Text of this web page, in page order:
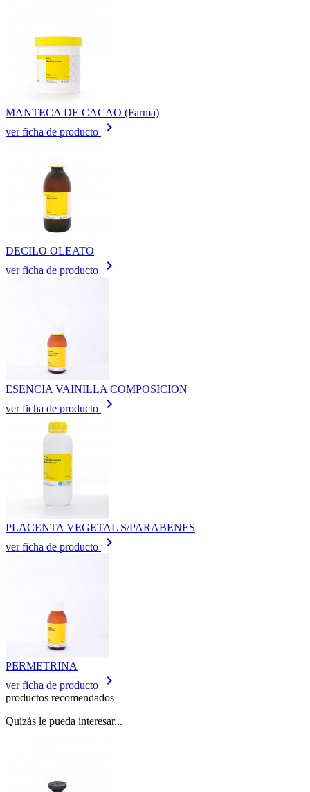
MANTECA DE CACAO (Farma)
ver ficha de producto
keyboard_arrow_right
DECILO OLEATO
ver ficha de producto
keyboard_arrow_right
ESENCIA VAINILLA COMPOSICION
ver ficha de producto
keyboard_arrow_right
PLACENTA VEGETAL S/PARABENES
ver ficha de producto
keyboard_arrow_right
PERMETRINA
ver ficha de producto
keyboard_arrow_right
productos recomendados
Quizás le pueda interesar...